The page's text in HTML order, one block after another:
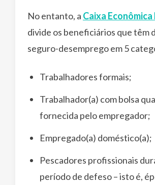
No entanto, a Caixa Econômica
divide os beneficiários que têm
seguro-desemprego em 5
Trabalhadores formais;
Trabalhador(a) com bolsa
fornecida pelo empregador;
Empregado(a) doméstico(a);
Pescadores profissionais
período de defeso – isto é,